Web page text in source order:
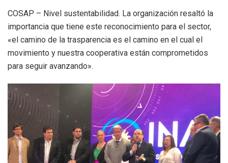
COSAP – Nivel sustentabilidad. La organización resaltó la
importancia que tiene este reconocimiento para el sector,
«el camino de la trasparencia es el camino en el cual el
movimiento y nuestra cooperativa están comprometidos
para seguir avanzando».